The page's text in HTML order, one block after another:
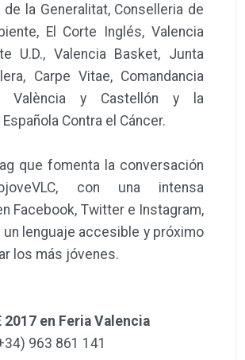
la Generalitat, Conselleria de
El Corte Inglés, Valencia
U.D., Valencia Basket, Junta
Carpe Vitae, Comandancia
València y Castellón y la
Contra el Cáncer.
que fomenta la conversación
con una intensa
Facebook, Twitter e Instagram,
un lenguaje accesible y próximo
los más jóvenes.
2017 en Feria Valencia
963 861 141